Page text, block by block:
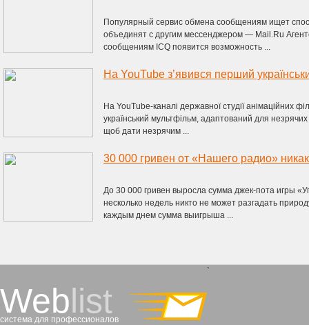
Популярный сервис обмена сообщениям ищет
объединят с другим мессенджером — Mail.Ru
сообщениям ICQ появится возможность ...
На YouTube-каналі державної студії анімаційних
український мультфільм, адаптований для
щоб дати незрячим ...
30 000 гривен от «Нашего радио»
До 30 000 гривен выросла сумма джек-пота игры
несколько недель никто не может разгадать
каждым днем сумма выигрыша ...
Weblist
система для профессионалов
`